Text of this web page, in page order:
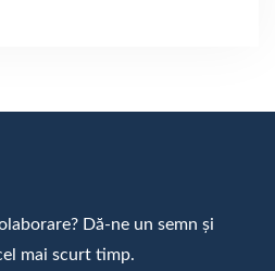
Dă-ne un semn și
mai scurt timp.